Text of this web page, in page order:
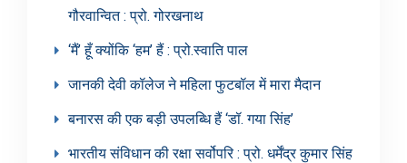
गौरवान्वित : प्रो. गोरखनाथ
‘मैं’ हूँ क्योंकि ‘हम’ हैं : प्रो.स्वाति पाल
जानकी देवी कॉलेज ने महिला फुटबॉल में मारा मैदान
बनारस की एक बड़ी उपलब्धि हैं ‘डॉ. गया सिंह’
भारतीय संविधान की रक्षा सर्वोपरि : प्रो. धर्मेंद्र कुमार सिंह